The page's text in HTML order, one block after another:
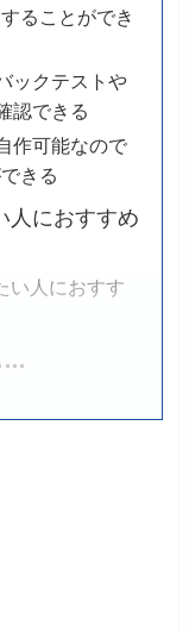
ることができ
ックテストや
認できる
作可能なので
きる
人におすすめ
い人におすす